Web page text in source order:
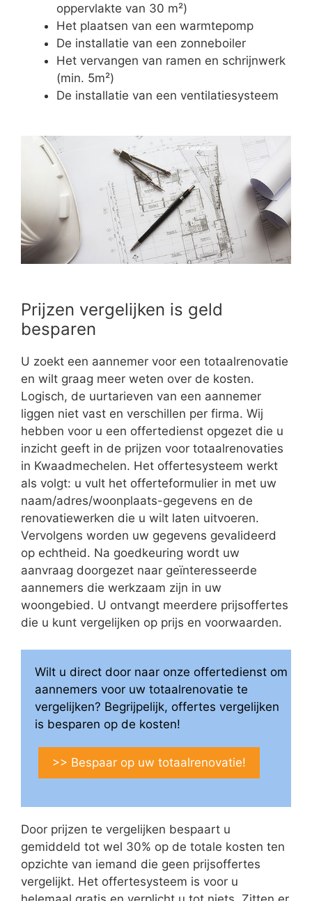
oppervlakte van 30 m²)
Het plaatsen van een warmtepomp
De installatie van een zonneboiler
Het vervangen van ramen en schrijnwerk
(min. 5m²)
De installatie van een ventilatiesysteem
Prijzen vergelijken is geld
besparen
U zoekt een aannemer voor een totaalrenovatie
en wilt graag meer weten over de kosten.
Logisch, de uurtarieven van een aannemer
liggen niet vast en verschillen per firma. Wij
hebben voor u een offertedienst opgezet die u
inzicht geeft in de prijzen voor totaalrenovaties
in Kwaadmechelen. Het offertesysteem werkt
als volgt: u vult het offerteformulier in met uw
naam/adres/woonplaats-gegevens en de
renovatiewerken die u wilt laten uitvoeren.
Vervolgens worden uw gegevens gevalideerd
op echtheid. Na goedkeuring wordt uw
aanvraag doorgezet naar geïnteresseerde
aannemers die werkzaam zijn in uw
woongebied. U ontvangt meerdere prijsoffertes
die u kunt vergelijken op prijs en voorwaarden.
Wilt u direct door naar onze offertedienst om
aannemers voor uw totaalrenovatie te
vergelijken? Begrijpelijk, offertes vergelijken
is besparen op de kosten!
>> Bespaar op uw totaalrenovatie!
Door prijzen te vergelijken bespaart u
gemiddeld tot wel 30% op de totale kosten ten
opzichte van iemand die geen prijsoffertes
vergelijkt. Het offertesysteem is voor u